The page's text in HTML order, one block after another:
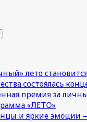
лето
состоялась
премия за
«ЛЕТО»
и яркие эмоции